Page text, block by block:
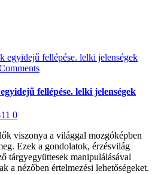
fellépése. lelki jelenségek
0
viszonya a világgal mozgóképben
Ezek a gondolatok, érzésvilág
tárgyegyüttesek manipulálásával
a nézőben értelmezési lehetőségeket.